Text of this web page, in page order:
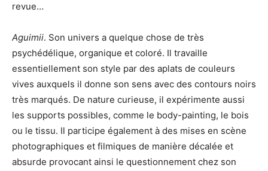
revue…
Aguimii. Son univers a quelque chose de très
psychédélique, organique et coloré. Il travaille
essentiellement son style par des aplats de couleurs
vives auxquels il donne son sens avec des contours noirs
très marqués. De nature curieuse, il expérimente aussi
les supports possibles, comme le body-painting, le bois
ou le tissu. Il participe également à des mises en scène
photographiques et filmiques de manière décalée et
absurde provocant ainsi le questionnement chez son